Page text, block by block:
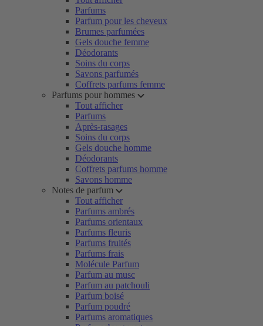
Parfums
Parfum pour les cheveux
Brumes parfumées
Gels douche femme
Déodorants
Soins du corps
Savons parfumés
Coffrets parfums femme
Parfums pour hommes
Tout afficher
Parfums
Après-rasages
Soins du corps
Gels douche homme
Déodorants
Coffrets parfums homme
Savons homme
Notes de parfum
Tout afficher
Parfums ambrés
Parfums orientaux
Parfums fleuris
Parfums fruités
Parfums frais
Molécule Parfum
Parfum au musc
Parfum au patchouli
Parfum boisé
Parfum poudré
Parfums aromatiques